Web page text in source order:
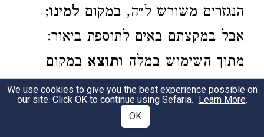
הנגזרים משורש ל״ה, במקום למינו;
אבל במקצתם באים לתוספת ביאור:
מתוך השימוש במלה ותוצא במקום
תדשאמשמע, שכך היתה כוונת
שההדשאה תתקיים על ידי
We use cookies to give you the best experience possible on
our site. Click OK to continue using Sefaria. Learn More.
OK